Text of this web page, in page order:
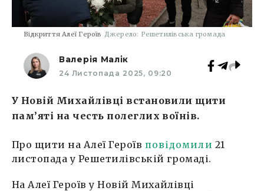
Відкриття Алеї Героїв Джерело: Решетилівська громада
Валерія Малік
24 Листопада 2025, 09:20
У Новій Михайлівці встановили щити
пам’яті на честь полеглих воїнів.
Про щити на Алеї Героїв повідомили 21
листопада у Решетилівській громаді.
На Алеї Героїв у Новій Михайлівці